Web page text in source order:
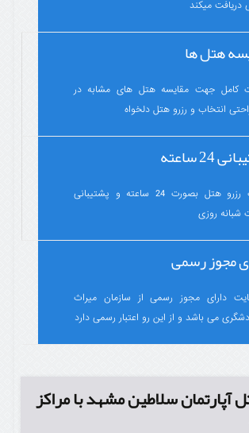
دریافت میکند
هتل ها
کامل جهت مقایسه هتل های مشابه در
انتخاب و رزرو هتل دلخواه
24 ساعته
ارائه خدمات رزرو هتل بصورت 24 ساعته و پشتیبانی
شبانه روزی
مجوز رسمی
دارای مجوز رسمی از سازمان میراث
می باشد و از این رو اعتبار رسمی دارد
آپارتمان سلاطین مشهد با مراکز